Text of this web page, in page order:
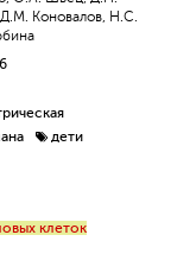
Коновалов, Н.С.
дети
клеток